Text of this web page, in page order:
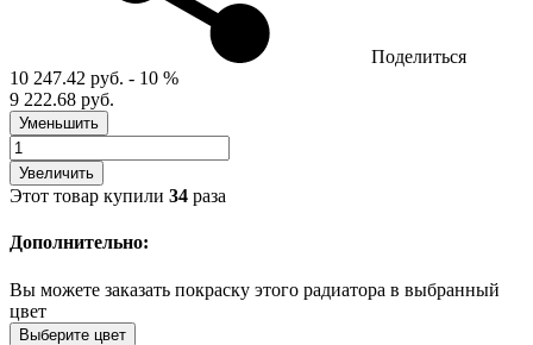
Поделиться
10 247.42 руб. - 10 %
9 222.68 руб.
Уменьшить
Увеличить
Этот товар купили 34 раза
Дополнительно:
Вы можете заказать покраску этого радиатора в выбранный
цвет
Выберите цвет